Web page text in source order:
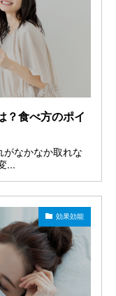
？食べ方のポイ
がなかなか取れな
...
効果効能